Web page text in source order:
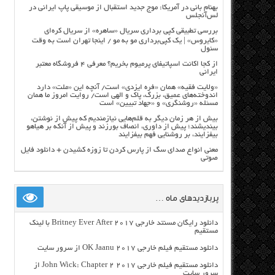
بهنام بانی در آمریکا: موج جدید استقبال از موسیقی پاپ ایرانی در
لس‌آنجلس
بررسی تطبیقی کپی برداری سریال «ساهره» از سریال کره‌ای
«کایروس» | یک کپی‌برداری مو به مو / اینجا تهران است به وقت
سئول
از کجا اکانت اسپاتیفای پرمیوم بخریم؟ معرفی ۴ فروشگاه معتبر
ایرانی
«ولایت فقیه» همان «فره ایزدی» است/ آنچه این «ملت» دارد
اندوخته‌های عمیق، بزرگ، پاک و الهی است/ روایت امروز ما همان
مسئله «روشنگری» و «جهاد تبیین» است
بیش از هر زمان دیگر به قلم‌هایی نیازمندیم که پیش از نوشتن،
بیندیشند؛ پیش از داوری، انصاف بورزند و پیش از آنکه بر هیاهو
بیفزایند، بر روشنایی فهم بیفزایند
معنی انواع صدای سگ از پارس کردن تا زوزه کشیدن + دانلود فایل
صوتی
پربازدیدهای ماه …
دانلود رایگان مسنتد خارجی Britney Ever After 2017 با لینک
مستقیم
دانلود مستقیم فیلم خارجی OK Jaanu 2017 از سرور سایت
دانلود مستقیم فیلم خارجی John Wick: Chapter 2 2017 از